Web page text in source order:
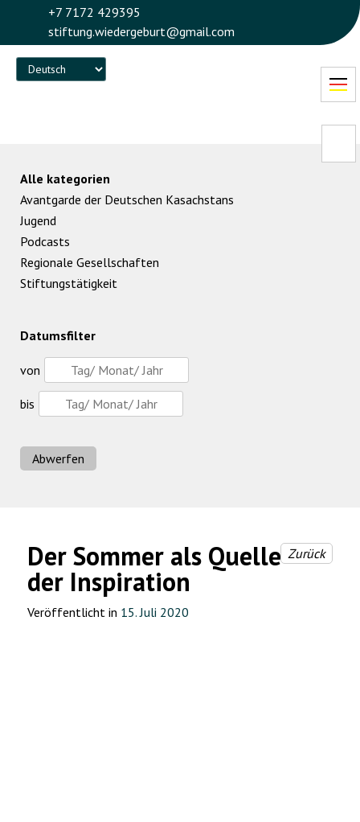
+7 7172 429395
stiftung.wiedergeburt@gmail.com
Language
Der Sommer als Quelle
der Inspiration
Zurück
Veröffentlicht in 15. Juli 2020
Alle kategorien
Avantgarde der Deutschen Kasachstans
Jugend
Podcasts
Regionale Gesellschaften
Stiftungstätigkeit
Datumsfilter
von
bis
Abwerfen